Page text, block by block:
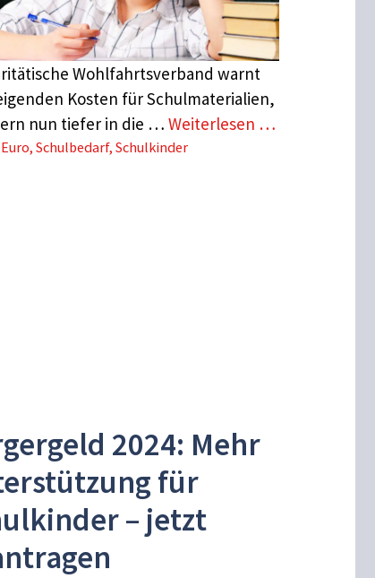
Wohlfahrtsverband warnt
Kosten für Schulmaterialien,
nun tiefer in die … Weiterlesen …
,Schulbedarf,Schulkinder
2024: Mehr
für
– jetzt